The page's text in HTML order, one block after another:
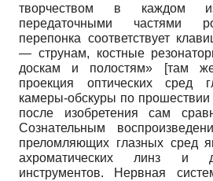
творчеством в каждом
передаточными частями
перепонка соответствует
— струнам, костные
доскам и полостям» [там
проекция оптических сред
камеры-обскуры по прошествии
после изобретения сам
Сознательным
преломляющих глазных сред
ахроматических линз и
инструментов. Нервная